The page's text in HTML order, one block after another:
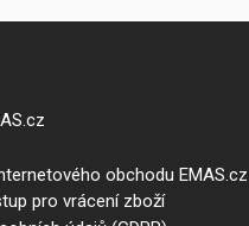
obchodu EMAS.cz
pro vrácení zboží